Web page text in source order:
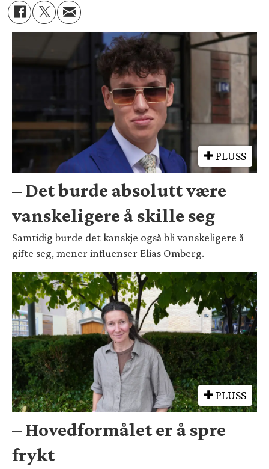
PLUSS
– Det burde absolutt være
vanskeligere å skille seg
Samtidig burde det kanskje også bli vanskeligere å
gifte seg, mener influenser Elias Omberg.
PLUSS
– Hovedformålet er å spre
frykt